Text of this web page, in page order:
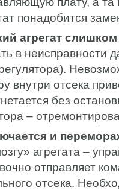
понадобится
агрегат
в неисправности
внутри отсека
без
–
и
агрегата –
отправляет
отсека.